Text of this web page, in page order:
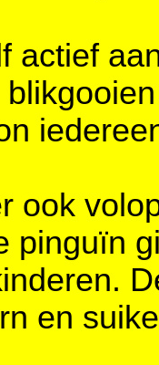
actief
ook
pinguïn
en